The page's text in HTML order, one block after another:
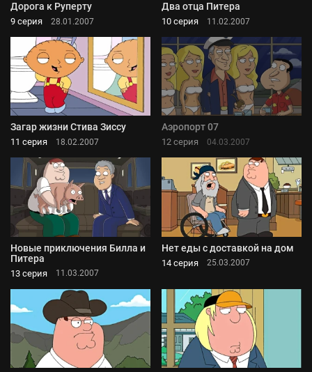
Дорога к Руперту
9 серия 28.01.2007
Два отца Питера
10 серия 11.02.2007
Загар жизни Стива Зиссу
11 серия 18.02.2007
Аэропорт 07
12 серия 04.03.2007
Новые приключения Билла и
Питера
13 серия 11.03.2007
Нет еды с доставкой на дом
14 серия 25.03.2007